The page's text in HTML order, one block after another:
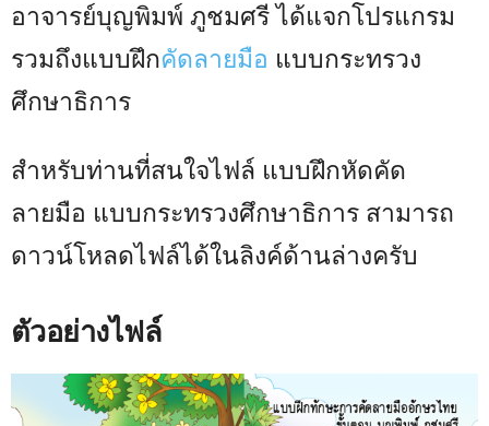
อาจารย์บุญพิมพ์ ภูชมศรี ได้แจกโปรแกรม
รวมถึงแบบฝึกคัดลายมือ แบบกระทรวง
ศึกษาธิการ
สำหรับท่านที่สนใจไฟล์ แบบฝึกหัดคัด
ลายมือ แบบกระทรวงศึกษาธิการ สามารถ
ดาวน์โหลดไฟล์ได้ในลิงค์ด้านล่างครับ
ตัวอย่างไฟล์